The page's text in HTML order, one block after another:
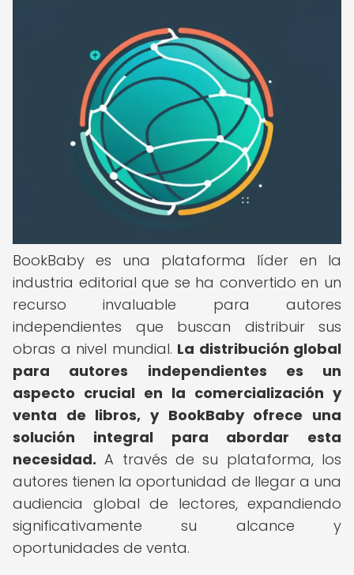
BookBaby es una plataforma líder en la
industria editorial que se ha convertido en un
recurso invaluable para autores
independientes que buscan distribuir sus
obras a nivel mundial. La distribución global
para autores independientes es un
aspecto crucial en la comercialización y
venta de libros, y BookBaby ofrece una
solución integral para abordar esta
necesidad. A través de su plataforma, los
autores tienen la oportunidad de llegar a una
audiencia global de lectores, expandiendo
significativamente su alcance y
oportunidades de venta.